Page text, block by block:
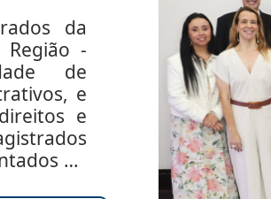
da
Região -
de
e
e
do